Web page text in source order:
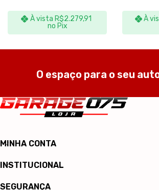
À vista R$2.279,91
no Pix
À
O espaço para o seu
MINHA CONTA
INSTITUCIONAL
SEGURANÇA